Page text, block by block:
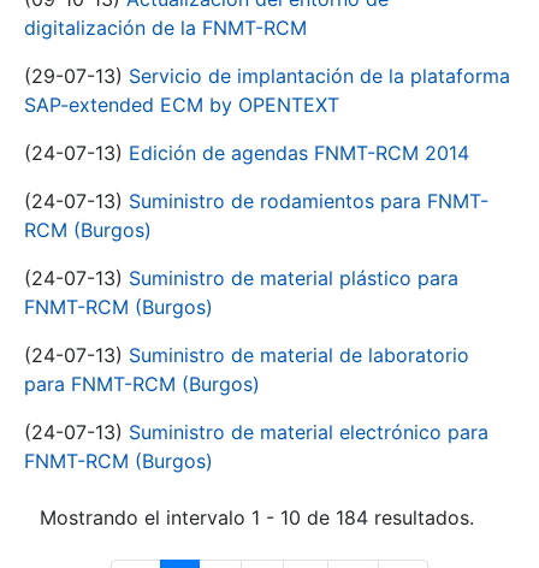
digitalización de la FNMT-RCM
(29-07-13) Servicio de implantación de la plataforma
SAP-extended ECM by OPENTEXT
(24-07-13) Edición de agendas FNMT-RCM 2014
(24-07-13) Suministro de rodamientos para FNMT-
RCM (Burgos)
(24-07-13) Suministro de material plástico para
FNMT-RCM (Burgos)
(24-07-13) Suministro de material de laboratorio
para FNMT-RCM (Burgos)
(24-07-13) Suministro de material electrónico para
FNMT-RCM (Burgos)
Mostrando el intervalo 1 - 10 de 184 resultados.